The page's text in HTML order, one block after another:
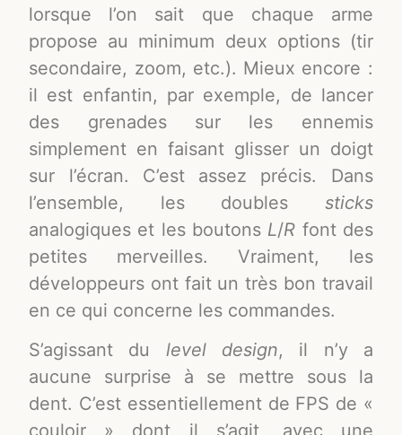
lorsque l’on sait que chaque arme
propose au minimum deux options (tir
secondaire, zoom, etc.). Mieux encore :
il est enfantin, par exemple, de lancer
des grenades sur les ennemis
simplement en faisant glisser un doigt
sur l’écran. C’est assez précis. Dans
l’ensemble, les doubles sticks
analogiques et les boutons L/R font des
petites merveilles. Vraiment, les
développeurs ont fait un très bon travail
en ce qui concerne les commandes.
S’agissant du level design, il n’y a
aucune surprise à se mettre sous la
dent. C’est essentiellement de FPS de «